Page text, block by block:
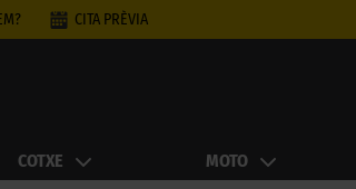
CITA PRÈVIA
COTXE MOTO